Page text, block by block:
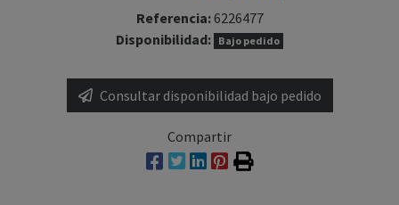
Referencia:6226477
Disponibilidad:
Bajo pedido
Consultar disponibilidad bajo pedido
Compartir